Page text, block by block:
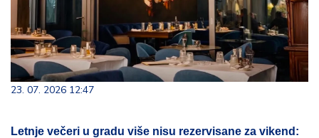
23. 07. 2026 12:47
Letnje večeri u gradu više nisu rezervisane za vikend: